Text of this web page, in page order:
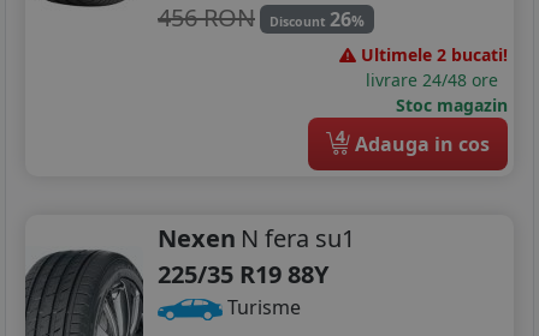
456 RON Discount 26%
Ultimele 2 bucati!
livrare 24/48 ore
Stoc magazin
4 Adauga in cos
Nexen N fera su1
225/35 R19 88Y
Turisme